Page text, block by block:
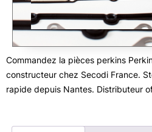
Commandez la pièces perkins
constructeur chez Secodi France.
rapide depuis Nantes. Distributeur